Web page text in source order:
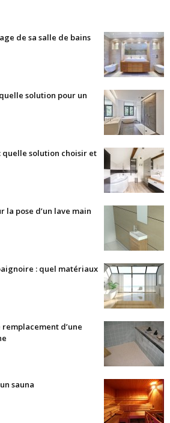
de sa salle de bains
solution pour un
quelle solution choisir et
pose d’un lave main
: quel matériaux
d’une
sauna